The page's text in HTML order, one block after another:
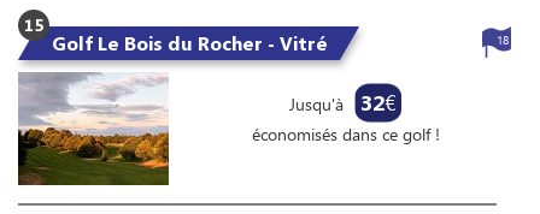
15
Golf Le Bois du Rocher - Vitré
Jusqu'à 32€
économisés dans ce golf !
18